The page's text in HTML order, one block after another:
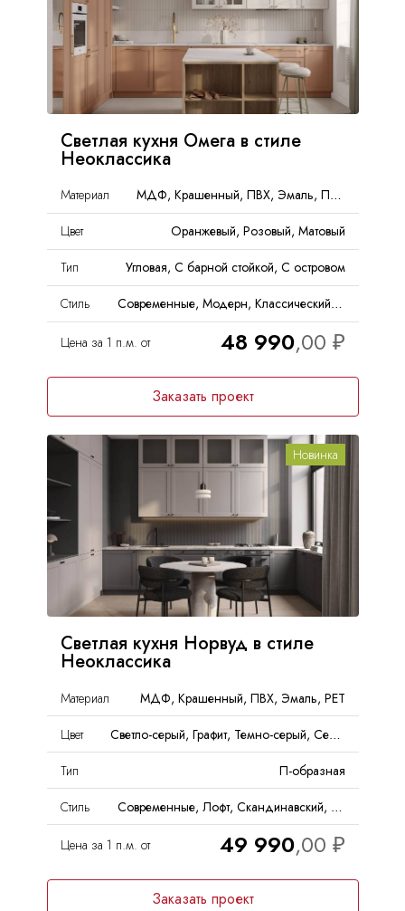
Светлая кухня Омега в стиле
Неоклассика
Материал
МДФ, Крашенный, ПВХ, Эмаль, Пленка, PET
Цвет
Оранжевый, Розовый, Матовый
Тип
Угловая, С барной стойкой, С островом
Стиль
Современные, Модерн, Классический, Неоклассика
Цена за 1 п.м. от 48 990
Заказать проект
Новинка
Светлая кухня Норвуд в стиле
Неоклассика
Материал
МДФ, Крашенный, ПВХ, Эмаль, PET
Цвет
Светло-серый, Графит, Темно-серый, Серый, Матовый
Тип
П-образная
Стиль
Современные, Лофт, Скандинавский, Неоклассика
Цена за 1 п.м. от 49 990
Заказать проект